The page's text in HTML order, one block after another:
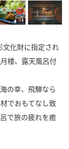
文化財に指定され
楼、露天風呂付
の幸、飛騨なら
でおもてなし致
で旅の疲れを癒